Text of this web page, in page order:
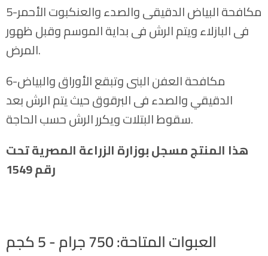
5-مكافحة البياض الدقيقى والصدء والعنكبوت الأحمر
فى البازلاء ويتم الرش فى بداية الموسم وقبل ظهور
المرض.
6-مكافحة العفن البنى وتبقع الأوراق والبياض
الدقيقي والصدء فى البرقوق حيث يتم الرش بعد
سقوط البتلات ويكرر الرش حسب الحاجة.
هذا المنتج مسجل بوزارة الزراعة المصرية تحت
رقم 1549
العبوات المتاحة: 750 جرام - 5 كجم